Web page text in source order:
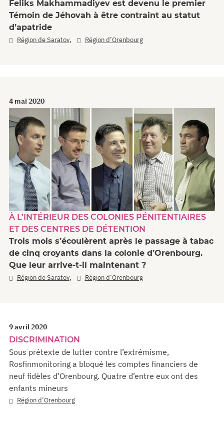
Feliks Makhammadiyev est devenu le premier
Témoin de Jéhovah à être contraint au statut
d’apatride
Région de Saratov, Région d’Orenbourg
4 mai 2020
À L’INTÉRIEUR DES COLONIES PÉNITENTIAIRES
ET DES CENTRES DE DÉTENTION
Trois mois s’écoulèrent après le passage à tabac
de cinq croyants dans la colonie d’Orenbourg.
Que leur arrive-t-il maintenant ?
Région de Saratov, Région d’Orenbourg
9 avril 2020
DISCRIMINATION
Sous prétexte de lutter contre l’extrémisme,
Rosfinmonitoring a bloqué les comptes financiers de
neuf fidèles d’Orenbourg. Quatre d’entre eux ont des
enfants mineurs
Région d’Orenbourg